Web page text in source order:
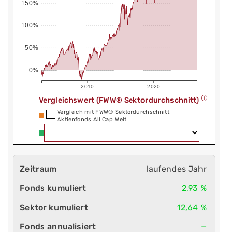
2010 2020
0%
50%
100%
150%
Vergleichswert (FWW® Sektordurchschnitt)
Vergleich mit FWW® Sektordurchschnitt
Aktienfonds All Cap Welt
laufendes Jahr
2,93 %
12,64 %
—